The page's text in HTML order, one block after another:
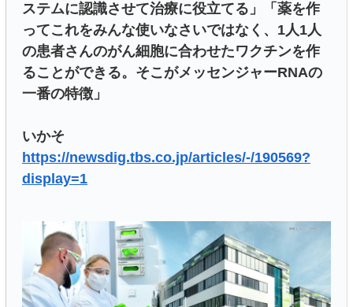
ステムに認識させて治療に役立てる」「薬を作
ってこれをみんな使いなさいではなく、1人1人
の患者さんのがん細胞に合わせたワクチンを作
ることができる。そこがメッセンジャーRNAの
一番の特徴」
いかそ
https://newsdig.tbs.co.jp/articles/-/190569?
display=1